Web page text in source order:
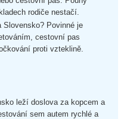
rodiče nestačí.
Povinné je
cestovní pas
proti vzteklině.
leží doslova za kopcem a
sem autem rychlé a